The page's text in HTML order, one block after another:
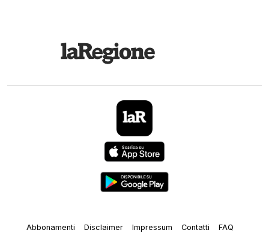
Abbonamenti Disclaimer Impressum Contatti FAQ